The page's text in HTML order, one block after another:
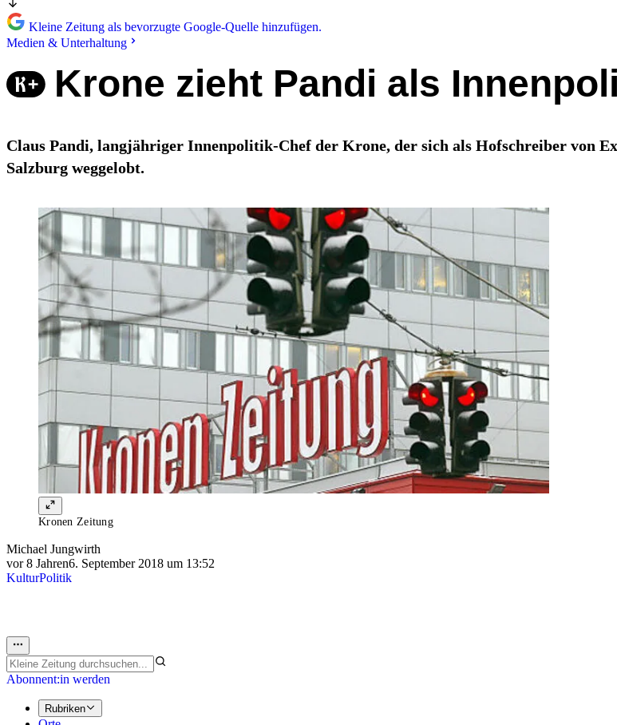
Kleine Zeitung als bevorzugte Google-Quelle hinzufügen.
Medien & Unterhaltung
Krone zieht Pandi als
Claus Pandi, langjähriger Innenpolitik-Chef der Krone, der sich als Hofschreiber von
Salzburg weggelobt.
Kronen Zeitung
Michael Jungwirth
vor 8 Jahren6. September 2018 um 13:52
KulturPolitik
Abonnent:in werden
Rubriken